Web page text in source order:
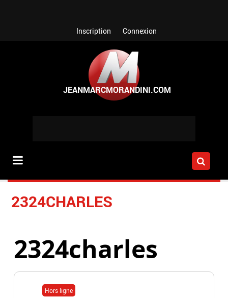
Inscription Connexion
2324CHARLES
2324charles
Hors ligne